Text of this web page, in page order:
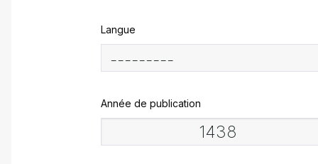
Langue
Année de publication